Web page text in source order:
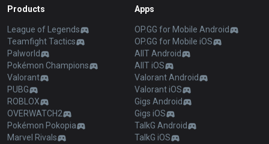
Products
League of Legends
Teamfight Tactics
Palworld
Pokémon Champions
Valorant
PUBG
ROBLOX
OVERWATCH2
Pokémon Pokopia
Marvel Rivals
Apps
OP.GG for Mobile Android
OP.GG for Mobile iOS
AllT Android
AllT iOS
Valorant Android
Valorant iOS
Gigs Android
Gigs iOS
TalkG Android
TalkG iOS